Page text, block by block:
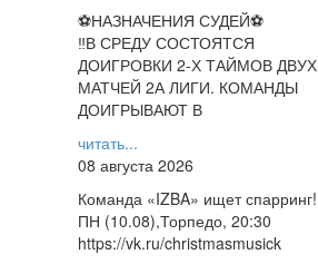
⚽НАЗНАЧЕНИЯ СУДЕЙ⚽
‼В СРЕДУ СОСТОЯТСЯ
ДОИГРОВКИ 2-Х ТАЙМОВ ДВУХ
МАТЧЕЙ 2А ЛИГИ. КОМАНДЫ
ДОИГРЫВАЮТ В
читать...
08 августа 2026
Команда «IZBA» ищет спарринг!
ПН (10.08),Торпедо, 20:30
https://vk.ru/christmasmusick